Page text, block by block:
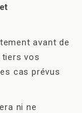
avant de
tiers vos
cas prévus
ni ne